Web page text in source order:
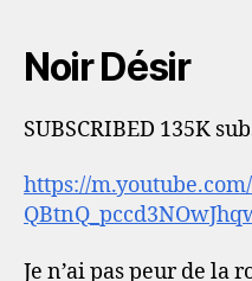
Noir Désir
SUBSCRIBED 135K
https://
Je n’ai pas peur de la